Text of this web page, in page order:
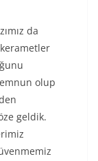
da
kerametler
olup
geldik.